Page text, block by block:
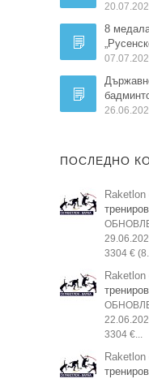
8
ПОСЛЕДНО
Raketlon
3304 €
Raketlon
3304 €...
Raketlon